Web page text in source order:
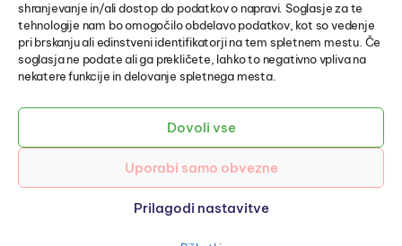
shranjevanje in/ali dostop do podatkov o napravi. Soglasje za te
tehnologije nam bo omogočilo obdelavo podatkov, kot so vedenje
pri brskanju ali edinstveni identifikatorji na tem spletnem mestu. Če
soglasja ne podate ali ga prekličete, lahko to negativno vpliva na
nekatere funkcije in delovanje spletnega mesta.
Dovoli vse
Uporabi samo obvezne
Prilagodi nastavitve
Pacientove pravice in dolžnosti
Piškotki
© 2026 ZD Lendava – EH Lendva
Avtorji: Emigma